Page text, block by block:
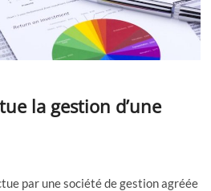
la gestion d’une
par une société de gestion agréée